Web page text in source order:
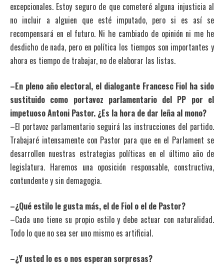
excepcionales. Estoy seguro de que cometeré alguna injusticia al
no incluir a alguien que esté imputado, pero si es así se
recompensará en el futuro. Ni he cambiado de opinión ni me he
desdicho de nada, pero en política los tiempos son importantes y
ahora es tiempo de trabajar, no de elaborar las listas.
–En pleno año electoral, el dialogante Francesc Fiol ha sido
sustituido como portavoz parlamentario del PP por el
impetuoso Antoni Pastor. ¿Es la hora de dar leña al mono?
–El portavoz parlamentario seguirá las instrucciones del partido.
Trabajaré intensamente con Pastor para que en el Parlament se
desarrollen nuestras estrategias políticas en el último año de
legislatura. Haremos una oposición responsable, constructiva,
contundente y sin demagogia.
–¿Qué estilo le gusta más, el de Fiol o el de Pastor?
–Cada uno tiene su propio estilo y debe actuar con naturalidad.
Todo lo que no sea ser uno mismo es artificial.
–¿Y usted lo es o nos esperan sorpresas?